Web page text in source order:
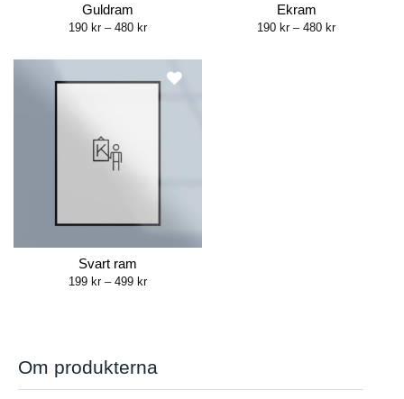
Guldram
190 kr – 480 krPrice
through
480 kr
Ekram
190 kr – 480 krPrice
Svart ram
199 kr – 499 krPrice
Om produkterna